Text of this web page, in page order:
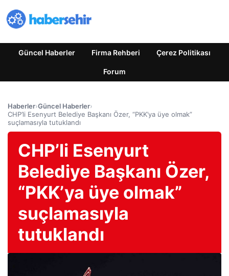
Güncel Haberler Firma Rehberi Çerez Politikası
Forum
Haberler›Güncel Haberler›
CHP’li Esenyurt Belediye Başkanı Özer, “PKK’ya üye olmak”
suçlamasıyla tutuklandı
CHP’li Esenyurt
Belediye Başkanı Özer,
“PKK’ya üye olmak”
suçlamasıyla
tutuklandı